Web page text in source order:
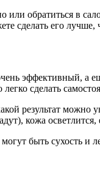
или обратиться в
сделать его лучше,
эффективный,
сделать
результат можно
кожа
быть сухость и